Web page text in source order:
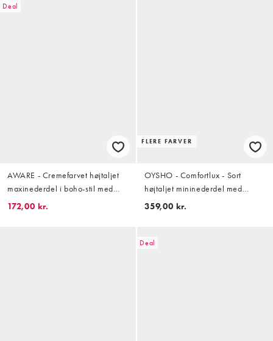
Deal
AWARE - Cremefarvet højtaljet
maxinederdel i boho-stil med
flæsedetaljer
172,00 kr.
FLERE FARVER
OYSHO - Comfortlux - Sort
højtaljet mininederdel med
tittekanter
359,00 kr.
Deal